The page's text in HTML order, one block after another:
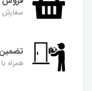
سفارش
همراه